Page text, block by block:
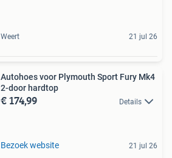
Weert 21 jul 26
Autohoes voor Plymouth Sport Fury Mk4
2-door hardtop
€ 174,99 Details
Bezoek website 21 jul 26